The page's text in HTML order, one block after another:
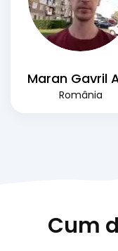
Maran Gavril
România
Cum